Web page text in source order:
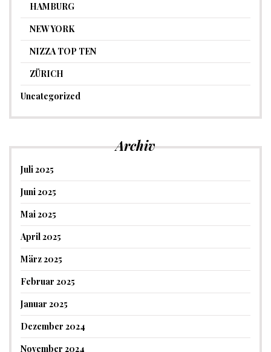
HAMBURG
NEW YORK
NIZZA TOP TEN
ZÜRICH
Uncategorized
Archiv
Juli 2025
Juni 2025
Mai 2025
April 2025
März 2025
Februar 2025
Januar 2025
Dezember 2024
November 2024